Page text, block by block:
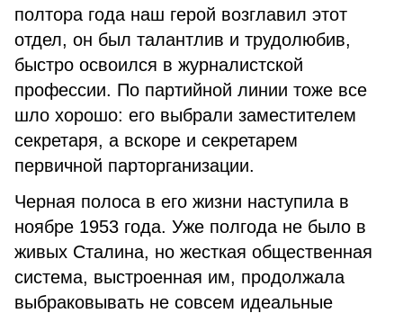
полтора года наш герой возглавил этот
отдел, он был талантлив и трудолюбив,
быстро освоился в журналистской
профессии. По партийной линии тоже все
шло хорошо: его выбрали заместителем
секретаря, а вскоре и секретарем
первичной парторганизации.
Черная полоса в его жизни наступила в
ноябре 1953 года. Уже полгода не было в
живых Сталина, но жесткая общественная
система, выстроенная им, продолжала
выбраковывать не совсем идеальные